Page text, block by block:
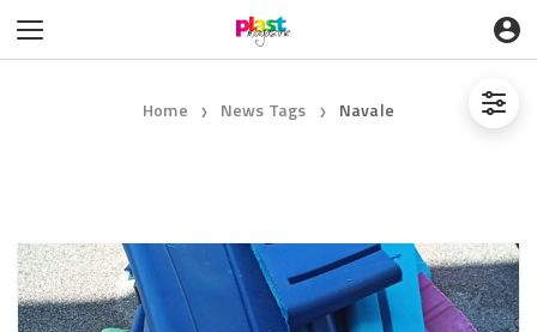
Home ❯ News Tags ❯ Navale